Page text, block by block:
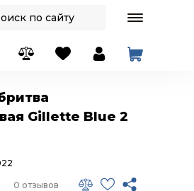
Gillette Blue 2
0 отзывов